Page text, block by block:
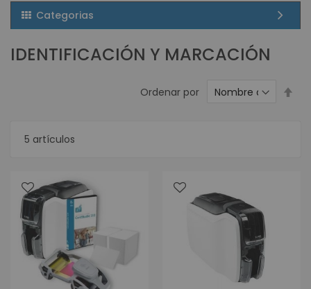
Categorias
IDENTIFICACIÓN Y MARCACIÓN
5 artículos
Ordenar por